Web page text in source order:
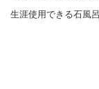
生涯使用できる石風